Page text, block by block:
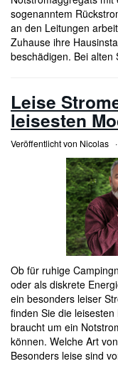
sogenanntem
an den Leitungen
Zuhause ihre
beschädigen. Bei
Leise
leisesten
Veröffentlicht von Nicolas
Ob für ruhige
oder als diskrete
ein besonders leiser
finden Sie die
braucht um ein
können. Welche Art
Besonders leise sind